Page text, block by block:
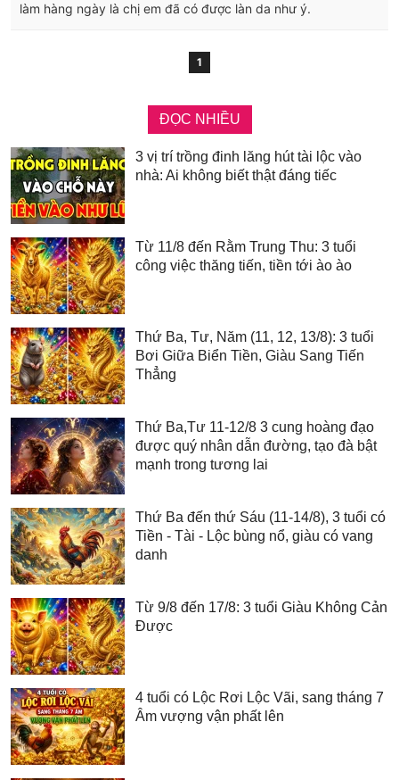
làm hàng ngày là chị em đã có được làn da như ý.
1
ĐỌC NHIỀU
3 vị trí trồng đinh lăng hút tài lộc vào
nhà: Ai không biết thật đáng tiếc
Từ 11/8 đến Rằm Trung Thu: 3 tuổi
công việc thăng tiến, tiền tới ào ào
Thứ Ba, Tư, Năm (11, 12, 13/8): 3 tuổi
Bơi Giữa Biển Tiền, Giàu Sang Tiến
Thẳng
Thứ Ba,Tư 11-12/8 3 cung hoàng đạo
được quý nhân dẫn đường, tạo đà bật
mạnh trong tương lai
Thứ Ba đến thứ Sáu (11-14/8), 3 tuổi có
Tiền - Tài - Lộc bùng nổ, giàu có vang
danh
Từ 9/8 đến 17/8: 3 tuổi Giàu Không Cản
Được
4 tuổi có Lộc Rơi Lộc Vãi, sang tháng 7
Âm vượng vận phất lên